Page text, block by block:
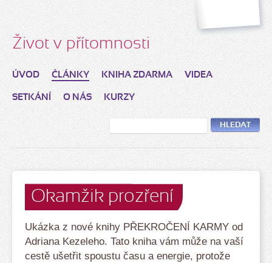
Život v přítomnosti
ÚVOD ČLÁNKY KNIHA ZDARMA VIDEA
SETKÁNÍ O NÁS KURZY
HLEDAT
Okamžik prozření
Ukázka z nové knihy PŘEKROČENÍ KARMY od
Adriana Kezeleho. Tato kniha vám může na vaší
cestě ušetřit spoustu času a energie, protože